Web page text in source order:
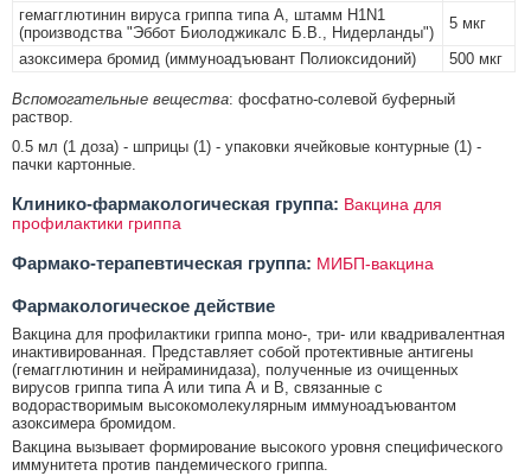
гемагглютинин вируса гриппа типа А, штамм H1N1
(производства "Эббот Биолоджикалс Б.В., Нидерланды")
5 мкг
азоксимера бромид (иммуноадъювант Полиоксидоний)
500 мкг
Вспомогательные вещества: фосфатно-солевой буферный
раствор.
0.5 мл (1 доза) - шприцы (1) - упаковки ячейковые контурные (1) -
пачки картонные.
Клинико-фармакологическая группа: Вакцина для
профилактики гриппа
Фармако-терапевтическая группа: МИБП-вакцина
Фармакологическое действие
Вакцина для профилактики гриппа моно-, три- или квадривалентная
инактивированная. Представляет собой протективные антигены
(гемагглютинин и нейраминидаза), полученные из очищенных
вирусов гриппа типа A или типа А и B, связанные с
водорастворимым высокомолекулярным иммуноадъювантом
азоксимера бромидом.
Вакцина вызывает формирование высокого уровня специфического
иммунитета против пандемического гриппа.